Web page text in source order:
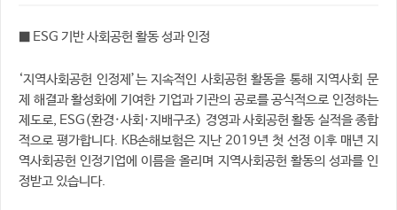
■ ESG 기반 사회공헌 활동 성과 인정
‘지역사회공헌 인정제’는 지속적인 사회공헌 활동을 통해 지역사회 문
제 해결과 활성화에 기여한 기업과 기관의 공로를 공식적으로 인정하는
제도로, ESG(환경·사회·지배구조) 경영과 사회공헌 활동 실적을 종합
적으로 평가합니다. KB손해보험은 지난 2019년 첫 선정 이후 매년 지
역사회공헌 인정기업에 이름을 올리며 지역사회공헌 활동의 성과를 인
정받고 있습니다.